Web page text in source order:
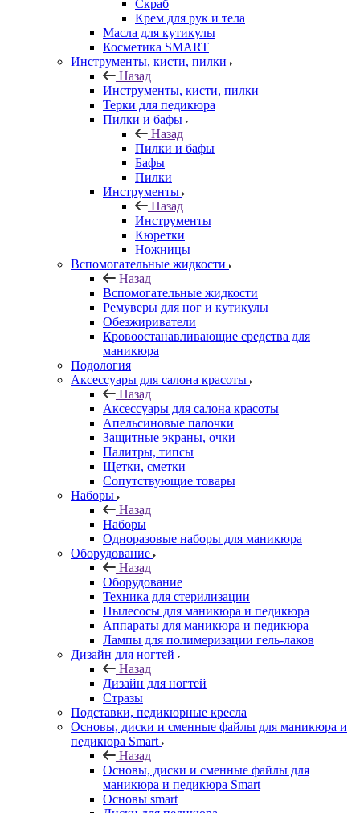
Скраб
Крем для рук и тела
Масла для кутикулы
Косметика SMART
Инструменты, кисти, пилки
Назад
Инструменты, кисти, пилки
Терки для педикюра
Пилки и бафы
Назад
Пилки и бафы
Бафы
Пилки
Инструменты
Назад
Инструменты
Кюретки
Ножницы
Вспомогательные жидкости
Назад
Вспомогательные жидкости
Ремуверы для ног и кутикулы
Обезжириватели
Кровоостанавливающие средства для
маникюра
Подология
Аксессуары для салона красоты
Назад
Аксессуары для салона красоты
Апельсиновые палочки
Защитные экраны, очки
Палитры, типсы
Щетки, сметки
Сопутствующие товары
Наборы
Назад
Наборы
Одноразовые наборы для маникюра
Оборудование
Назад
Оборудование
Техника для стерилизации
Пылесосы для маникюра и педикюра
Аппараты для маникюра и педикюра
Лампы для полимеризации гель-лаков
Дизайн для ногтей
Назад
Дизайн для ногтей
Стразы
Подставки, педикюрные кресла
Основы, диски и сменные файлы для маникюра и
педикюра Smart
Назад
Основы, диски и сменные файлы для
маникюра и педикюра Smart
Основы smart